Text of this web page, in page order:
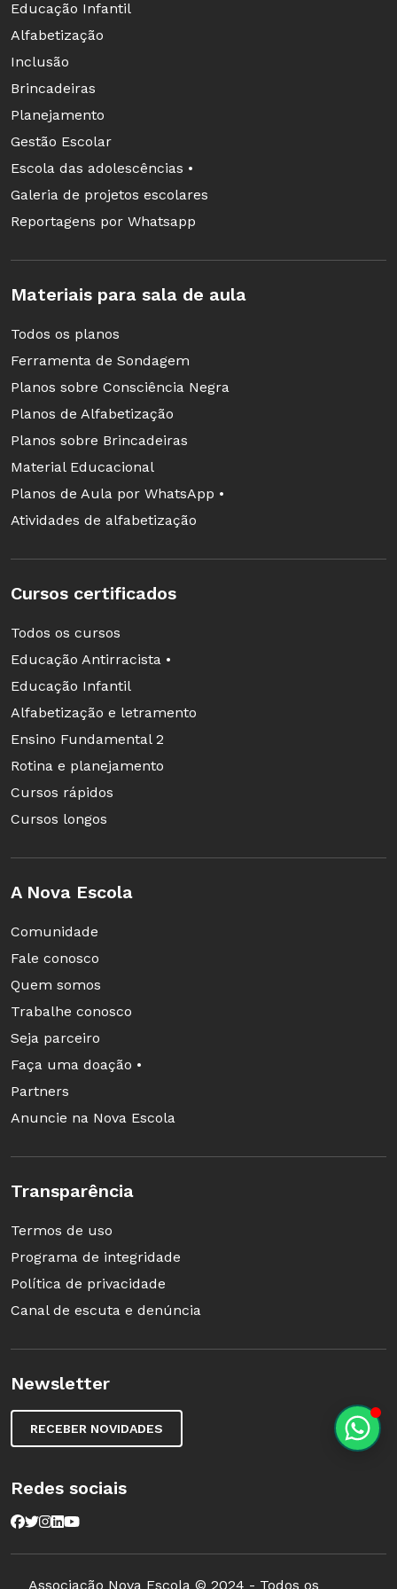
apoio fundamental, o jovem se torna um leitor
assíduo e trilha um caminho de sucesso na
Tese
Educação escolar indígena como inovação
educacional - A escola e as aspirações de
futuro das comunidades,
download
de Educação da Universidade de São Paulo
A pesquisadora buscou destacar aspectos que
diferem a Educação indígena das escolas
convencionais. Para isso, examinou práticas
inovadoras de instituições que relacionaram o
ensino com as aspirações de futuro das
comunidades, conciliando os objetivos
escolares com os comunitários. Na escola
de reunião comunitária e debate sobre as
condições de vida no local.
Educação Infantil
Alfabetização
Inclusão
Brincadeiras
Planejamento
Gestão Escolar
Escola das adolescências •
Galeria de projetos escolares
Reportagens por Whatsapp
Materiais para sala de aula
Todos os planos
Ferramenta de Sondagem
Planos sobre Consciência Negra
Planos de Alfabetização
Planos sobre Brincadeiras
Material Educacional
Planos de Aula por WhatsApp •
Atividades de alfabetização
Cursos certificados
Todos os cursos
Educação Antirracista •
Educação Infantil
Alfabetização e letramento
Ensino Fundamental 2
Rotina e planejamento
Cursos rápidos
Cursos longos
A Nova Escola
Comunidade
Fale conosco
Quem somos
Trabalhe conosco
Seja parceiro
Faça uma doação •
Partners
Anuncie na Nova Escola
Transparência
Termos de uso
Programa de integridade
Política de privacidade
Canal de escuta e denúncia
Newsletter
RECEBER NOVIDADES
Redes sociais
Associação Nova Escola © 2024 - Todos os